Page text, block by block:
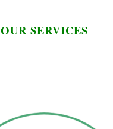
OUR SERVICES